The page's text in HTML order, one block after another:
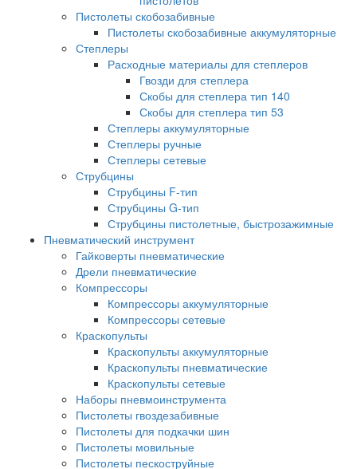
Пистолеты скобозабивные
Пистолеты скобозабивные аккумуляторные
Степлеры
Расходные материалы для степлеров
Гвозди для степлера
Скобы для степлера тип 140
Скобы для степлера тип 53
Степлеры аккумуляторные
Степлеры ручные
Степлеры сетевые
Струбцины
Струбцины F-тип
Струбцины G-тип
Струбцины пистолетные, быстрозажимные
Пневматический инструмент
Гайковерты пневматические
Дрели пневматические
Компрессоры
Компрессоры аккумуляторные
Компрессоры сетевые
Краскопульты
Краскопульты аккумуляторные
Краскопульты пневматические
Краскопульты сетевые
Наборы пневмоинструмента
Пистолеты гвоздезабивные
Пистолеты для подкачки шин
Пистолеты мовильные
Пистолеты пескоструйные